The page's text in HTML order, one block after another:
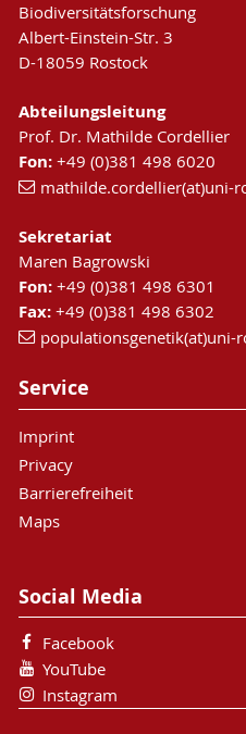
Biodiversitätsforschung
Albert-Einstein-Str. 3
D-18059 Rostock
Abteilungsleitung
Prof. Dr. Mathilde Cordellier
Fon:+49 (0)381 498 6020
mathilde.cordellier(at)uni-
Sekretariat
Maren Bagrowski
Fon:+49 (0)381 498 6301
Fax:+49 (0)381 498 6302
populationsgenetik(at)uni-
Service
Imprint
Privacy
Barrierefreiheit
Maps
Social Media
Facebook
YouTube
Instagram